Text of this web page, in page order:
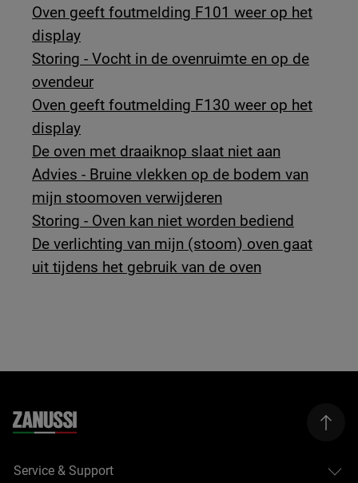
Oven geeft foutmelding F101 weer op het
display
Storing - Vocht in de ovenruimte en op de
ovendeur
Oven geeft foutmelding F130 weer op het
display
De oven met draaiknop slaat niet aan
Advies - Bruine vlekken op de bodem van
mijn stoomoven verwijderen
Storing - Oven kan niet worden bediend
De verlichting van mijn (stoom) oven gaat
uit tijdens het gebruik van de oven
Service & Support